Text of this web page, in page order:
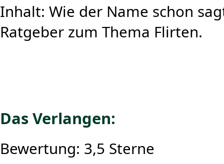
Inhalt: Wie der Name schon
Ratgeber zum Thema Flirten.
Das Verlangen:
Bewertung: 3,5 Sterne